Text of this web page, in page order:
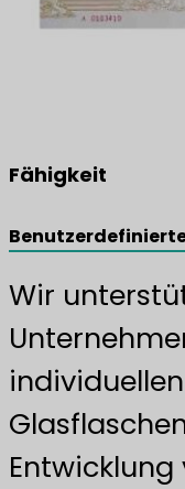
Fähigkeit
Wir
Entwicklung